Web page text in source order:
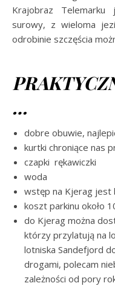
Krajobraz
surowy, z wieloma
odrobinie szczęścia
…
dobre obuwie,
kurtki chroniące nas
czapki rękawiczki
woda
wstęp na Kjerag jest
koszt parkinu około
do Kjerag można
którzy przylatują na
lotniska Sandefjord
drogami, polecam
zależności od pory